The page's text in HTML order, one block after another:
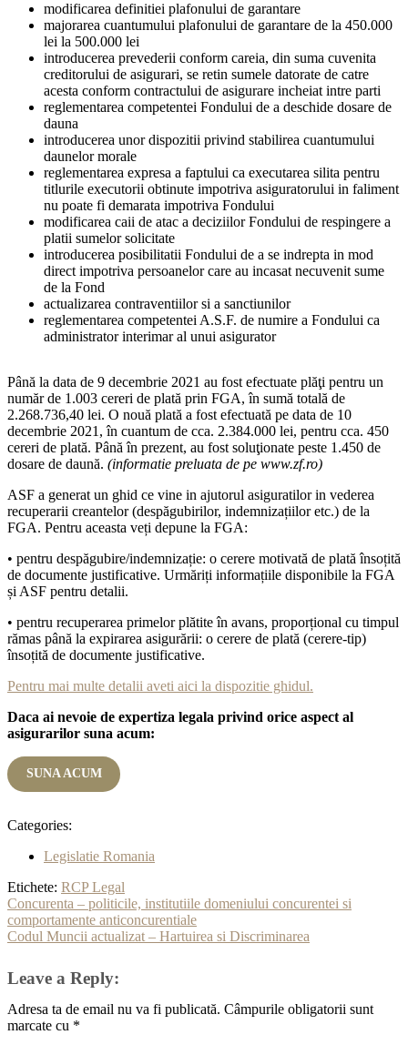
modificarea definitiei plafonului de garantare
majorarea cuantumului plafonului de garantare de la 450.000
lei la 500.000 lei
introducerea prevederii conform careia, din suma cuvenita
creditorului de asigurari, se retin sumele datorate de catre
acesta conform contractului de asigurare incheiat intre parti
reglementarea competentei Fondului de a deschide dosare de
dauna
introducerea unor dispozitii privind stabilirea cuantumului
daunelor morale
reglementarea expresa a faptului ca executarea silita pentru
titlurile executorii obtinute impotriva asiguratorului in faliment
nu poate fi demarata impotriva Fondului
modificarea caii de atac a deciziilor Fondului de respingere a
platii sumelor solicitate
introducerea posibilitatii Fondului de a se indrepta in mod
direct impotriva persoanelor care au incasat necuvenit sume
de la Fond
actualizarea contraventiilor si a sanctiunilor
reglementarea competentei A.S.F. de numire a Fondului ca
administrator interimar al unui asigurator
Până la data de 9 decembrie 2021 au fost efectuate plăţi pentru un
număr de 1.003 cereri de plată prin FGA, în sumă totală de
2.268.736,40 lei. O nouă plată a fost efectuată pe data de 10
decembrie 2021, în cuantum de cca. 2.384.000 lei, pentru cca. 450
cereri de plată. Până în prezent, au fost soluţionate peste 1.450 de
dosare de daună. (informatie preluata de pe www.zf.ro)
ASF a generat un ghid ce vine in ajutorul asiguratilor in vederea
recuperarii creantelor (despăgubirilor, indemnizațiilor etc.) de la
FGA. Pentru aceasta veți depune la FGA:
• pentru despăgubire/indemnizație: o cerere motivată de plată însoțită
de documente justificative. Urmăriți informațiile disponibile la FGA
și ASF pentru detalii.
• pentru recuperarea primelor plătite în avans, proporțional cu timpul
rămas până la expirarea asigurării: o cerere de plată (cerere-tip)
însoțită de documente justificative.
Pentru mai multe detalii aveti aici la dispozitie ghidul.
Daca ai nevoie de expertiza legala privind orice aspect al
asigurarilor suna acum:
SUNA ACUM
Categories:
Legislatie Romania
Etichete: RCP Legal
Navigare
în
articole
Concurenta – politicile, institutiile domeniului concurentei si
comportamente anticoncurentiale
Codul Muncii actualizat – Hartuirea si Discriminarea
Leave a Reply:
Adresa ta de email nu va fi publicată. Câmpurile obligatorii sunt
marcate cu *